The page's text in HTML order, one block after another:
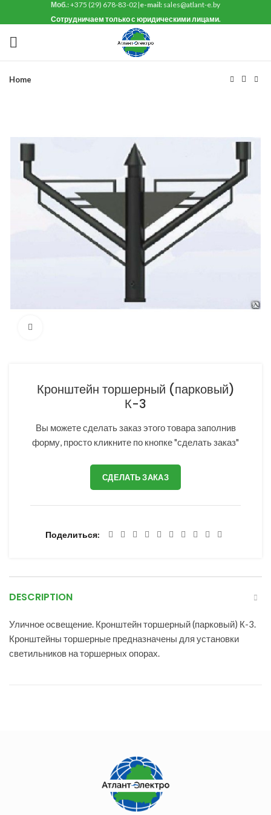
Моб.:+375 (29) 678-83-02 |e-mail: sales@atlant-e.by
Сотрудничаем только с юридическими лицами.
Home
Кронштейн торшерный (парковый)
К-3
Вы можете сделать заказ этого товара заполнив
форму, просто кликните по кнопке "сделать заказ"
СДЕЛАТЬ ЗАКАЗ
Поделиться
DESCRIPTION
Уличное освещение. Кронштейн торшерный (парковый) К-3.
Кронштейны торшерные предназначены для установки
светильников на торшерных опорах.